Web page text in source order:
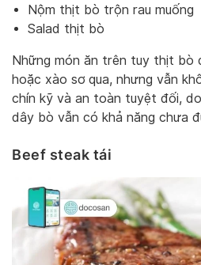
Nộm thịt bò trộn rau muống
Salad thịt bò
Những món ăn trên tuy thịt bò
hoặc xào sơ qua, nhưng vẫn
chín kỹ và an toàn tuyệt đối,
dây bò vẫn có khả năng chưa
Beef steak tái